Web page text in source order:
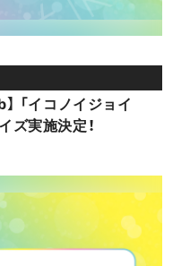
「イコノイジョイ
ズ実施決定！